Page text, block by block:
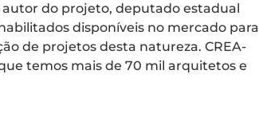
autor do projeto, deputado estadual
disponíveis no mercado para
de projetos desta natureza. CREA-
temos mais de 70 mil arquitetos e